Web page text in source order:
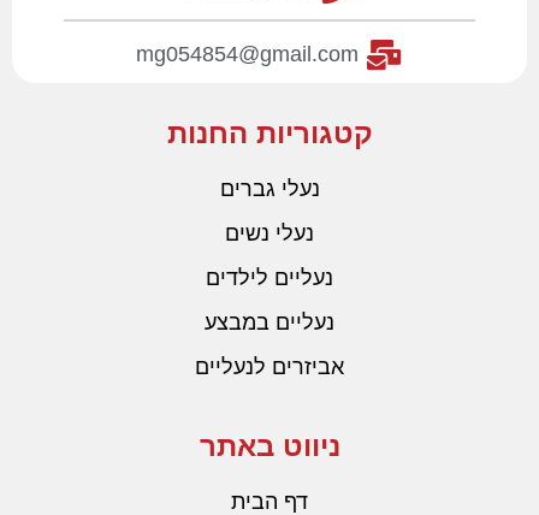
mg054854@gmail.com
קטגוריות החנות
נעלי גברים
נעלי נשים
נעליים לילדים
נעליים במבצע
אביזרים לנעליים
ניווט באתר
דף הבית